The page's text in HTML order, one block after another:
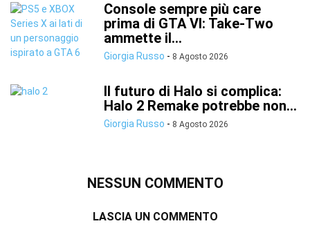
Console sempre più care
prima di GTA VI: Take-Two
ammette il...
Giorgia Russo - 8 Agosto 2026
Il futuro di Halo si complica:
Halo 2 Remake potrebbe non...
Giorgia Russo - 8 Agosto 2026
NESSUN COMMENTO
LASCIA UN COMMENTO